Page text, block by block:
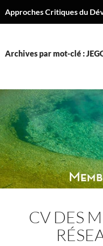
au
Archives par mot-clé :
CV DES